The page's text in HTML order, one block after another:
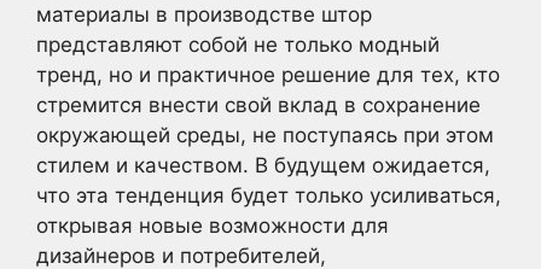
материалы в производстве штор
представляют собой не только модный
тренд, но и практичное решение для тех, кто
стремится внести свой вклад в сохранение
окружающей среды, не поступаясь при этом
стилем и качеством. В будущем ожидается,
что эта тенденция будет только усиливаться,
открывая новые возможности для
дизайнеров и потребителей,